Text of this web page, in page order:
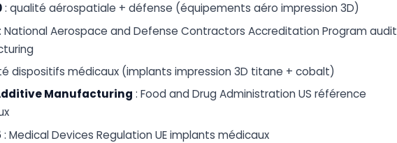
: qualité aérospatiale + défense (équipements aéro impression 3D)
: National Aerospace and Defense Contractors Accreditation Program audit
dispositifs médicaux (implants impression 3D titane + cobalt)
Manufacturing : Food and Drug Administration US référence
: Medical Devices Regulation UE implants médicaux